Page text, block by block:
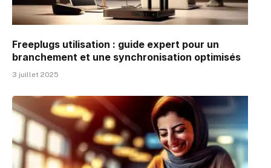
Freeplugs utilisation : guide expert pour un
branchement et une synchronisation optimisés
3 juillet 2025